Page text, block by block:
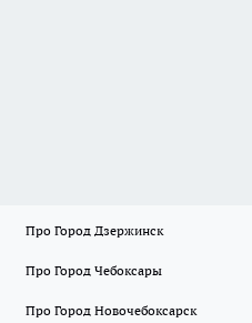
Про Город Дзержинск
Про Город Чебоксары
Про Город Новочебоксарск